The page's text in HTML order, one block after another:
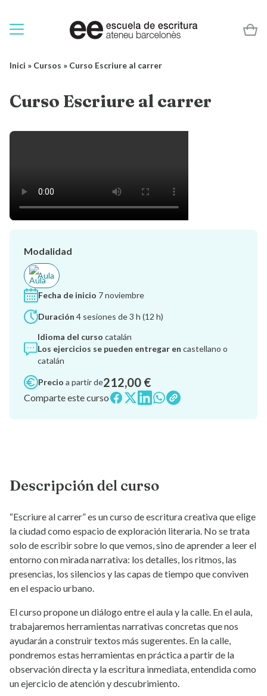
Inici » Cursos » Curso Escriure al carrer
Curso Escriure al carrer
Modalidad
Aula
Fecha de inicio 7 noviembre
Duración 4 sesiones de 3 h (12 h)
Idioma del curso catalán
Los ejercicios se pueden entregar en castellano o
catalán
Precio a partir de212,00 €
Comparte este curso
Descripción del curso
“Escriure al carrer” es un curso de escritura creativa que elige
la ciudad como espacio de exploración literaria. No se trata
solo de escribir sobre lo que vemos, sino de aprender a leer el
entorno con mirada narrativa: los detalles, los ritmos, las
presencias, los silencios y las capas de tiempo que conviven
en el espacio urbano.
El curso propone un diálogo entre el aula y la calle. En el aula,
trabajaremos herramientas narrativas concretas que nos
ayudarán a construir textos más sugerentes. En la calle,
pondremos estas herramientas en práctica a partir de la
observación directa y la escritura inmediata, entendida como
un ejercicio de atención y descubrimiento.